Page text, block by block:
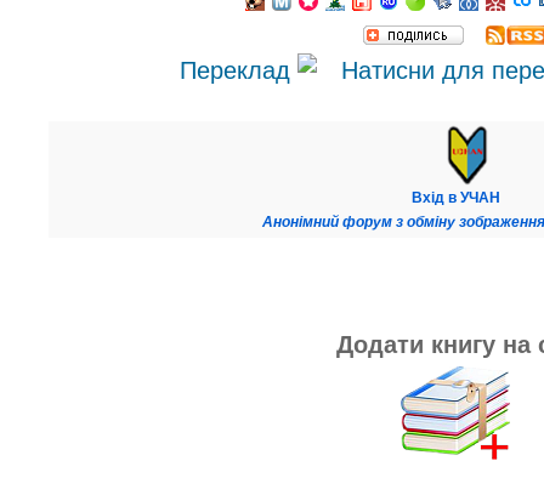
Переклад
Вхід в УЧАН
Анонімний форум з обміну
Додати книгу на